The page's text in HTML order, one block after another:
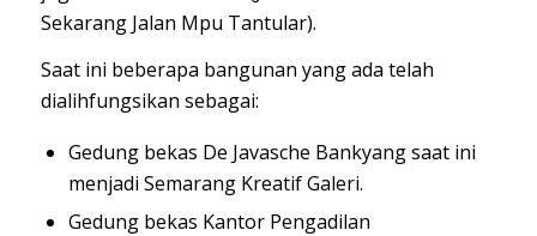
Sekarang Jalan Mpu Tantular).
Saat ini beberapa bangunan yang ada telah
dialihfungsikan sebagai:
Gedung bekas De Javasche Bankyang saat ini
menjadi Semarang Kreatif Galeri.
Gedung bekas Kantor Pengadilan